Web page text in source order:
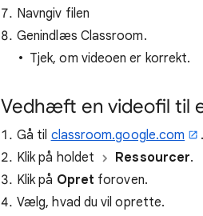
Navngiv filen
Genindlæs Classroom.
Tjek, om videoen er korrekt.
Vedhæft en videofil til
Gå til classroom.google.com
.
Klik på holdet
Ressourcer.
Klik på Opret foroven.
Vælg, hvad du vil oprette.